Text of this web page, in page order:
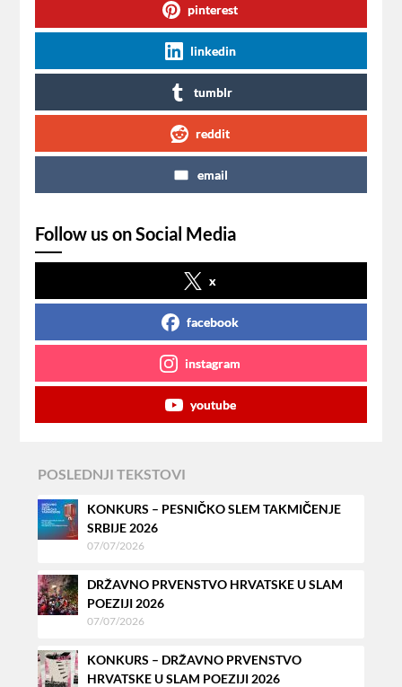
pinterest
linkedin
tumblr
reddit
email
Follow us on Social Media
x
facebook
instagram
youtube
POSLEDNJI TEKSTOVI
KONKURS – PESNIČKO SLEM TAKMIČENJE
SRBIJE 2026
07/07/2026
DRŽAVNO PRVENSTVO HRVATSKE U SLAM
POEZIJI 2026
07/07/2026
KONKURS – DRŽAVNO PRVENSTVO
HRVATSKE U SLAM POEZIJI 2026